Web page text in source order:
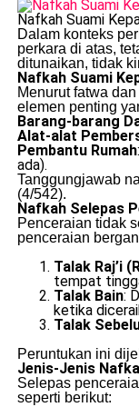
Nafkah Suami
Dalam konteks
perkara di atas,
ditunaikan, tidak
Nafkah Suami
Menurut fatwa
elemen penting
Barang-barang
Alat-alat
Pembantu Rumah
ada).
Tanggungjawab
(4/542).
Nafkah Selepas
Penceraian tidak
penceraian
Talak Raj’i
tempat
Talak Bain:
ketika
Talak
Peruntukan ini
Jenis-Jenis
Selepas
seperti berikut: